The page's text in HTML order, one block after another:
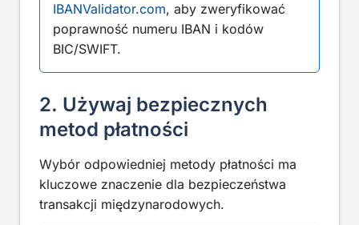
IBANValidator.com, aby zweryfikować
poprawność numeru IBAN i kodów
BIC/SWIFT.
2. Używaj bezpiecznych
metod płatności
Wybór odpowiedniej metody płatności ma
kluczowe znaczenie dla bezpieczeństwa
transakcji międzynarodowych.